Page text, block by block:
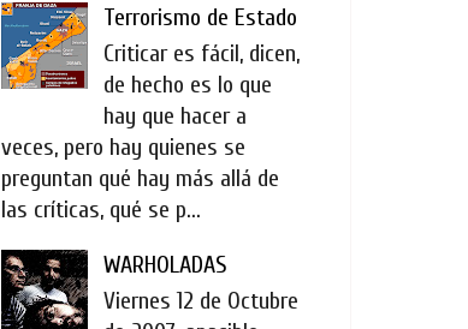
Terrorismo de Estado
Criticar es fácil, dicen,
de hecho es lo que
hay que hacer a
veces, pero hay quienes se
preguntan qué hay más allá de
las críticas, qué se p...
WARHOLADAS
Viernes 12 de Octubre